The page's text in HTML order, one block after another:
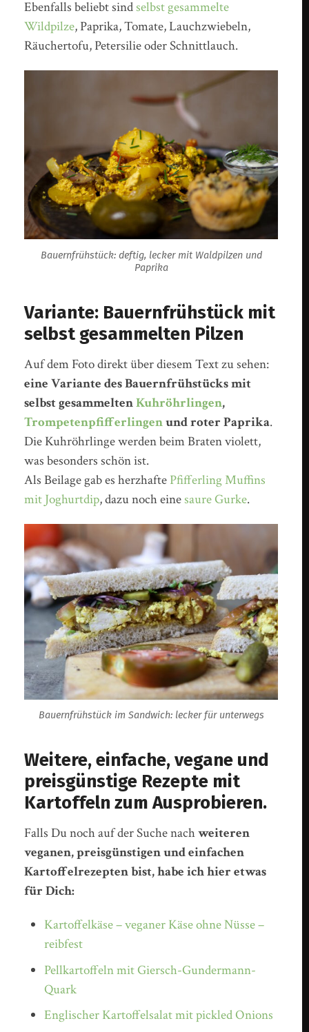
Ebenfalls beliebt sindselbst gesammelte
Wildpilze, Paprika, Tomate, Lauchzwiebeln,
Räuchertofu, Petersilie oder Schnittlauch.
Bauernfrühstück: deftig, lecker mit Waldpilzen und
Paprika
Variante: Bauernfrühstück mit
selbst gesammelten Pilzen
Auf dem Foto direkt über diesem Text zu sehen:
eine Variante des Bauernfrühstücks mit
selbst gesammeltenKuhröhrlingen,
Trompetenpfifferlingenund roter Paprika.
Die Kuhröhrlinge werden beim Braten violett,
was besonders schön ist.
Als Beilage gab es herzhafte Pfifferling Muffins
mit Joghurtdip, dazu noch einesaure Gurke.
Bauernfrühstück im Sandwich: lecker für unterwegs
Weitere, einfache, vegane und
preisgünstige Rezepte mit
Kartoffeln zum Ausprobieren.
Falls Du noch auf der Suche nachweiteren
veganen, preisgünstigen und einfachen
Kartoffelrezepten bist, habe ich hier etwas
für Dich:
Kartoffelkäse – veganer Käse ohne Nüsse –
reibfest
Pellkartoffeln mit Giersch-Gundermann-
Quark
Englischer Kartoffelsalat mit pickled Onions